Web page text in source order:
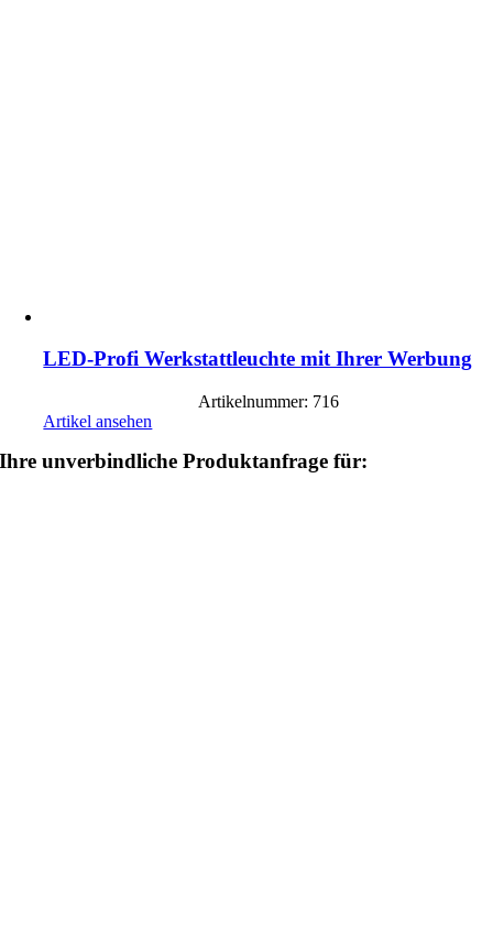
LED-Profi Werkstattleuchte mit Ihrer Werbung
Artikelnummer: 716
Artikel ansehen
Ihre unverbindliche Produktanfrage für: